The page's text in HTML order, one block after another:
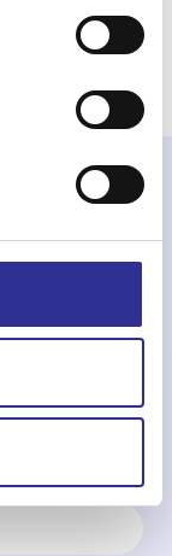
för att få
resor